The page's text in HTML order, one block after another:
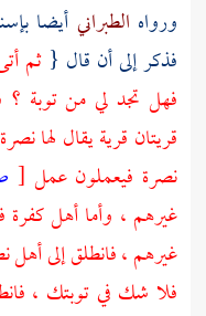
ورواه الطبراني أيضا
فذكر إلى أن قال {ثم
فهل تجد لي من توبة
قريتان قرية يقال لها
نصرة فيعملون عمل [
غيرهم ، وأما أهل كفرة
غيرهم ، فانطلق إلى
فلا شك في توبتك ،